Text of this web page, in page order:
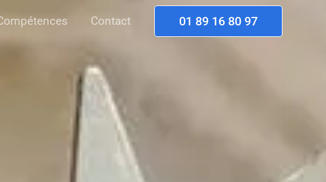
Contact 01 89 16 80 97